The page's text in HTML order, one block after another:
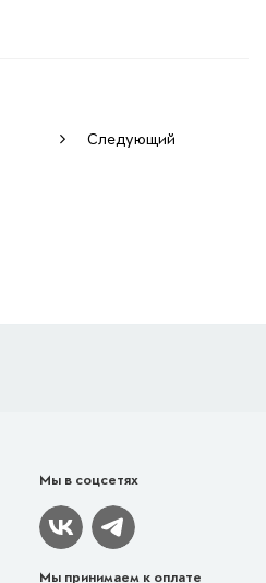
Следующий
Мы в соцсетях
Мы принимаем к оплате